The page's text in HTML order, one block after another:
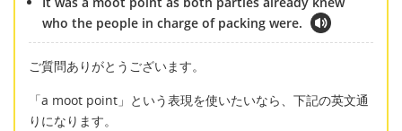
who the people in charge of packing were.
ご質問ありがとうございます。
「a moot point」という表現を使いたいなら、下記の英文通
りになります。